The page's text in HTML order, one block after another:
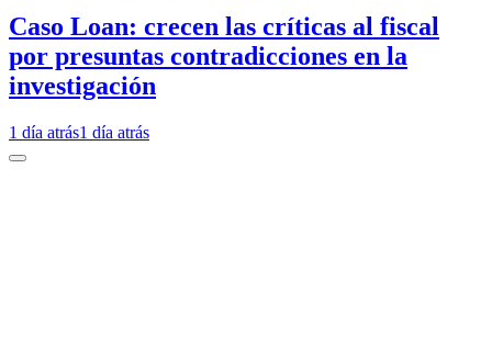
Caso Loan: crecen las críticas al fiscal
por presuntas contradicciones en la
investigación
1 día atrás1 día atrás